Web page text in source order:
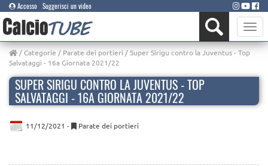
Accesso Suggerisci un video
Toggle
/Categorie / Parate dei portieri / Super Sirigu contro la Juventus - Top
Salvataggi - 16a Giornata 2021/22
SUPER SIRIGU CONTRO LA JUVENTUS - TOP
SALVATAGGI - 16A GIORNATA 2021/22
11/12/2021 - Parate dei portieri